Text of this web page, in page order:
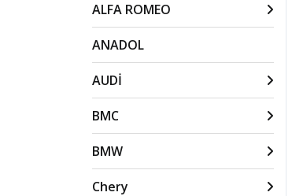
ALFA ROMEO
ANADOL
AUDİ
BMC
BMW
Chery